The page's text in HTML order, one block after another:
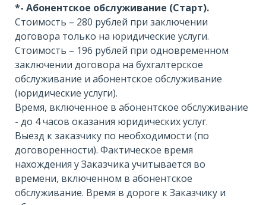
*- Абонентское обслуживание (Старт).
Стоимость – 280 рублей при заключении
договора только на юридические услуги.
Стоимость – 196 рублей при одновременном
заключении договора на бухгалтерское
обслуживание и абонентское обслуживание
(юридические услуги).
Время, включенное в абонентское обслуживание
- до 4 часов оказания юридических услуг.
Выезд к заказчику по необходимости (по
договоренности). Фактическое время
нахождения у Заказчика учитывается во
времени, включенном в абонентское
обслуживание. Время в дороге к Заказчику и